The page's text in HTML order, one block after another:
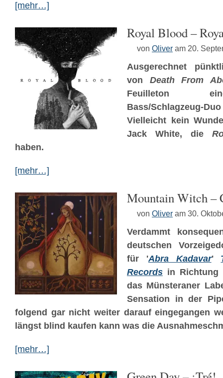
[mehr…]
Royal Blood –
von Oliver am 20.
Ausgerechnet
von Death From
Feuilleton
Bass/Schlagzeug-
Vielleicht kein
Jack White, die
haben.
[mehr…]
Mountain Witch –
von Oliver am 30.
Verdammt
deutschen
für 'Abra Kadavar'
Records in Richtung
das Münsteraner
Sensation in der
folgend gar nicht weiter darauf eingegangen
längst blind kaufen kann was die
[mehr…]